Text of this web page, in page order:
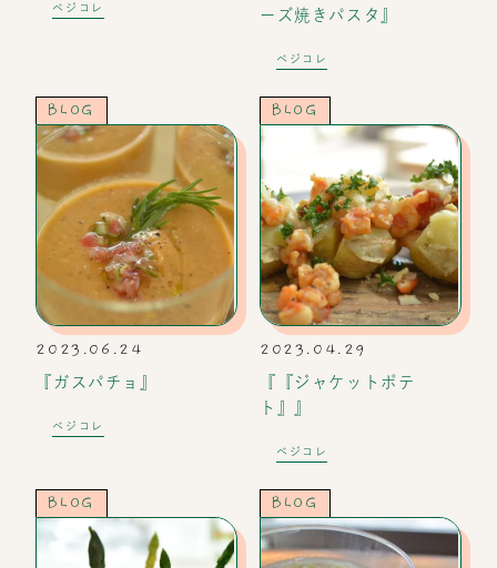
ベジコレ
ーズ焼きパスタ』
ベジコレ
BLOG
2023.06.24
『ガスパチョ』
ベジコレ
BLOG
2023.04.29
『『ジャケットポテ
ト』』
ベジコレ
BLOG BLOG